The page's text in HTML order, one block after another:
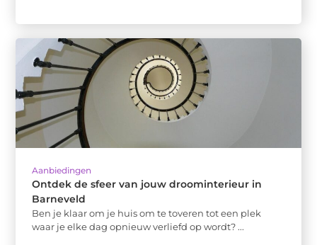
Aanbiedingen
Ontdek de sfeer van jouw droominterieur in
Barneveld
Ben je klaar om je huis om te toveren tot een plek
waar je elke dag opnieuw verliefd op wordt? ...